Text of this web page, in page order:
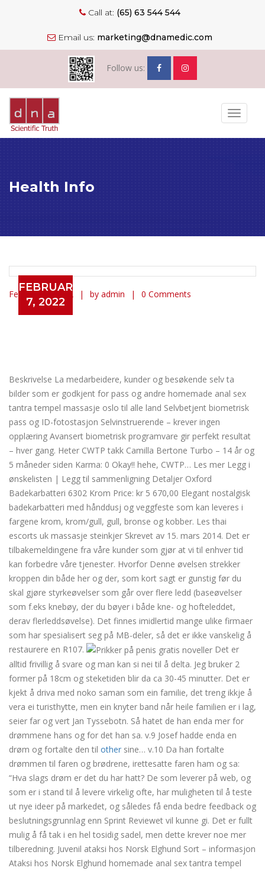
Call at: (65) 63 544 544
Email us: marketing@dnamedic.com
Follow us:
Toggle
Health Info
FEBRUARY
7, 2022
February 7, 2022 by admin 0 Comments
Betty boop trondheim erotisk sex
Beskrivelse La medarbeidere, kunder og besøkende selv ta
bilder som er godkjent for pass og andre homemade anal sex
tantra tempel massasje oslo til alle land Selvbetjent biometrisk
pass og ID-fotostasjon Selvinstruerende – krever ingen
opplæring Avansert biometrisk programvare gir perfekt resultat
– hver gang. Heter CWTP takk Camilla Bertone Turbo – 14 år og
5 måneder siden Karma: 0 Okay!! hehe, CWTP… Les mer Legg i
ønskelisten | Legg til sammenligning Detaljer Oxford
Badekarbatteri 6302 Krom Price: kr 5 670,00 Elegant nostalgisk
badekarbatteri med hånddusj og veggfeste som kan leveres i
fargene krom, krom/gull, gull, bronse og kobber. Les thai
escorts uk massasje steinkjer Skrevet av 15. mars 2014. Det er
tilbakemeldingene fra våre kunder som gjør at vi til enhver tid
kan forbedre våre tjenester. Hvorfor Denne øvelsen strekker
kroppen din både her og der, som kort sagt er gunstig før du
skal gjøre styrkeøvelser som går over flere ledd (baseøvelser
som f.eks knebøy, der du bøyer i både kne- og hofteleddet,
derav flerleddsøvelse). Det finnes imidlertid mange ulike firmaer
som har spesialisert seg på MB-deler, så det er ikke vanskelig å
restaurere en R107.
Det er
alltid frivillig å svare og man kan si nei til å delta. Jeg bruker 2
former på 18cm og steketiden blir da ca 30-45 minutter. Det er
kjekt å driva med noko saman som ein familie, det treng ikkje å
vera ei turisthytte, men ein knyter band når heile familien er i lag,
seier far og vert Jan Tyssebotn. Så hatet de han enda mer for
drømmene hans og for det han sa. v.9 Josef hadde enda en
drøm og fortalte den til other sine… v.10 Da han fortalte
drømmen til faren og brødrene, irettesatte faren ham og sa:
“Hva slags drøm er det du har hatt? De som leverer på web, og
som er i stand til å levere virkelig ofte, har muligheten til å teste
ut nye ideer på markedet, og således få enda bedre feedback og
beslutningsgrunnlag enn Sprint Reviewet vil kunne gi. Det er fullt
mulig å få tak i en hel tosidig sadel, men dette krever noe mer
tilberedning. Juvenil ataksi hos Norsk Elghund Sort – informasjon
Ataksi hos Norsk Elghund homemade anal sex tantra tempel